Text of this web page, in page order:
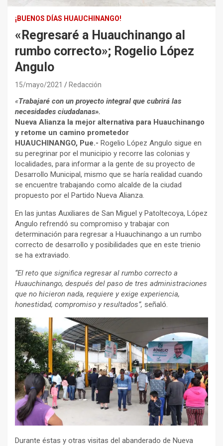
¡BUENOS DÍAS HUAUCHINANGO!
«Regresaré a Huauchinango al
rumbo correcto»; Rogelio López
Angulo
15/mayo/2021 Redacción
«Trabajaré con un proyecto integral que cubrirá las
necesidades ciudadanas».
Nueva Alianza la mejor alternativa para Huauchinango
y retome un camino prometedor
HUAUCHINANGO, Pue.- Rogelio López Angulo sigue en
su peregrinar por el municipio y recorre las colonias y
localidades, para informar a la gente de su proyecto de
Desarrollo Municipal, mismo que se haría realidad cuando
se encuentre trabajando como alcalde de la ciudad
propuesto por el Partido Nueva Alianza.
En las juntas Auxiliares de San Miguel y Patoltecoya, López
Angulo refrendó su compromiso y trabajar con
determinación para regresar a Huauchinango a un rumbo
correcto de desarrollo y posibilidades que en este trienio
se ha extraviado.
“El reto que significa regresar al rumbo correcto a
Huauchinango, después del paso de tres administraciones
que no hicieron nada, requiere y exige experiencia,
honestidad, compromiso y resultados”, señaló.
Durante éstas y otras visitas del abanderado de Nueva